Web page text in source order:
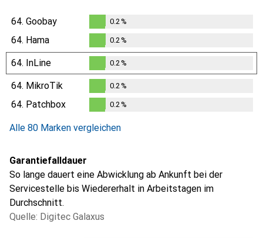
64. Goobay
0.2%
0.2%
64. Hama
0.2%
0.2%
64. InLine
0.2%
0.2%
64. MikroTik
0.2%
0.2%
64. Patchbox 0.2%
Alle 80 Marken vergleichen
Garantiefalldauer
So lange dauert eine Abwicklung ab Ankunft bei der
Servicestelle bis Wiedererhalt in Arbeitstagen im
Durchschnitt.
Quelle: Digitec Galaxus